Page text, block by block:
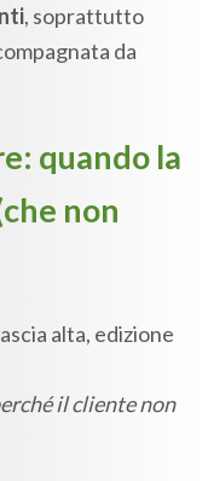
, soprattutto
da
quando la
non
alta, edizione
il cliente non